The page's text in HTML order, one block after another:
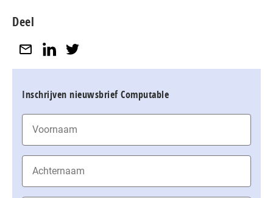
Deel
Inschrijven nieuwsbrief Computable